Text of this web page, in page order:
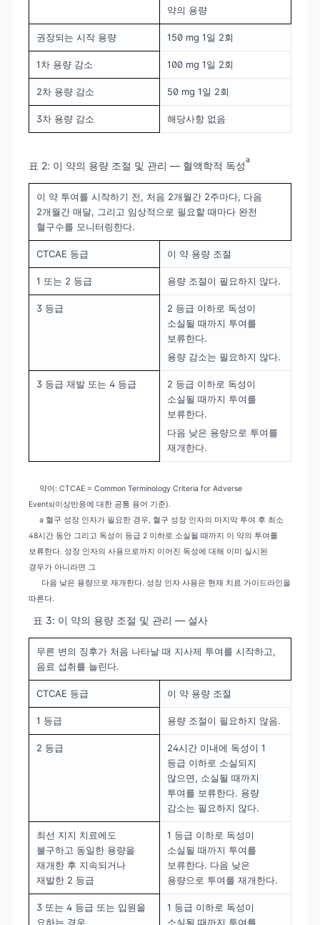
약의 용량
권장되는 시작 용량 150 mg 1일 2회
1차 용량 감소 100 mg 1일 2회
2차 용량 감소 50 mg 1일 2회
3차 용량 감소 해당사항 없음
표 2: 이 약의 용량 조절 및 관리 — 혈액학적 독성
a
이 약 투여를 시작하기 전, 처음 2개월간 2주마다, 다음
2개월간 매달, 그리고 임상적으로 필요할 때마다 완전
혈구수를 모니터링한다.
CTCAE 등급 이 약 용량 조절
1 또는 2 등급 용량 조절이 필요하지 않다.
3 등급
2 등급 이하로 독성이
소실될 때까지 투여를
보류한다.
용량 감소는 필요하지 않다.
3 등급 재발 또는 4 등급
2 등급 이하로 독성이
소실될 때까지 투여를
보류한다.
다음 낮은 용량으로 투여를
재개한다.
약어: CTCAE = Common Terminology Criteria for Adverse
Events(이상반응에 대한 공통 용어 기준).
a 혈구 성장 인자가 필요한 경우 혈구 성장 인자의 마지막 투여 후 최소
48시간 동안 그리고 독성이 등급 2 이하로 소실될 때까지 이 약의 투여를
보류한다. 성장 인자의 사용으로까지 이어진 독성에 대해 이미 실시된
경우가 아니라면 그
다음 낮은 용량으로 재개한다. 성장 인자 사용은 현재 치료 가이드라인을
따른다.
표 3: 이 약의 용량 조절 및 관리 — 설사
무른 변의 징후가 처음 나타날 때 지사제 투여를 시작하고,
음료 섭취를 늘린다.
CTCAE 등급 이 약 용량 조절
1 등급 용량 조절이 필요하지 않음.
2 등급
24시간 이내에 독성이 1
등급 이하로 소실되지
않으면, 소실될 때까지
투여를 보류한다. 용량
감소는 필요하지 않다.
최선 지지 치료에도
불구하고 동일한 용량을
재개한 후 지속되거나
재발한 2 등급
1 등급 이하로 독성이
소실될 때까지 투여를
보류한다. 다음 낮은
용량으로 투여를 재개한다.
3 또는 4 등급 또는 입원을
요하는 경우
1 등급 이하로 독성이
소실될 때까지 투여를